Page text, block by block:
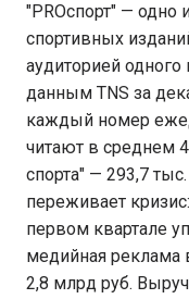
"PROспорт" — одно
спортивных
аудиторией
данным TNS за
каждый номер
читают в среднем
спорта" — 293,7
переживает
первом квартале
медийная реклама
2,8 млрд руб.